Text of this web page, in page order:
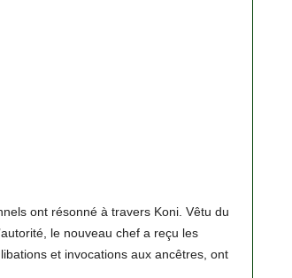
ont résonné à travers Koni. Vêtu du
le nouveau chef a reçu les
et invocations aux ancêtres, ont